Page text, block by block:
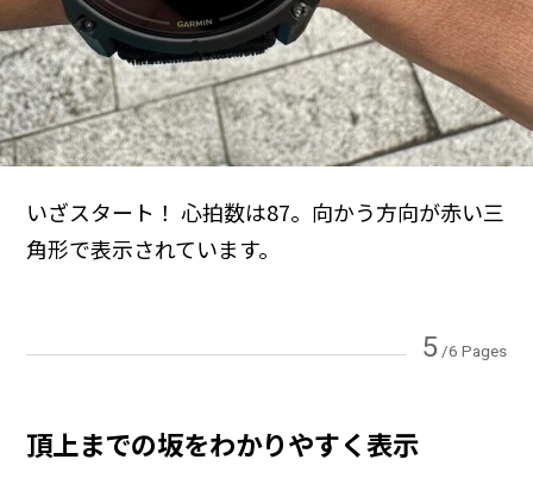
いざスタート！ 心拍数は87。向かう方向が赤い三
角形で表示されています。
5/6 Pages
頂上までの坂をわかりやすく表示